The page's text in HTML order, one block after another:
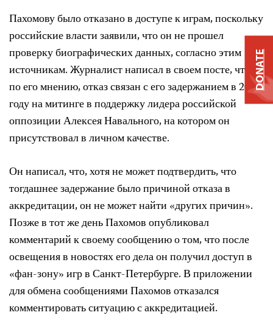
Пахомову было отказано в доступе к играм, поскольку
российские власти заявили, что он не прошел
проверку биографических данных, согласно этим
источникам. Журналист написал в своем посте, что,
по его мнению, отказ связан с его задержанием в 2017
году на митинге в поддержку лидера российской
оппозиции Алексея Навального, на котором он
присутствовал в личном качестве.
Он написал, что, хотя не может подтвердить, что
тогдашнее задержание было причиной отказа в
аккредитации, он не может найти «других причин».
Позже в тот же день Пахомов опубликовал
комментарий к своему сообщению о том, что после
освещения в новостях его дела он получил доступ в
«фан-зону» игр в Санкт-Петербурге. В приложении
для обмена сообщениями Пахомов отказался
комментировать ситуацию с аккредитацией.
DONATE